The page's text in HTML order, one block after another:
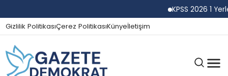
KPSS 2026 1
Gizlilik PolitikasıÇerez PolitikasıKünyeİletişim